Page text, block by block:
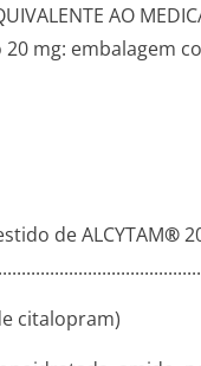
AO
mg: embalagem
de ALCYTAM®
citalopram)